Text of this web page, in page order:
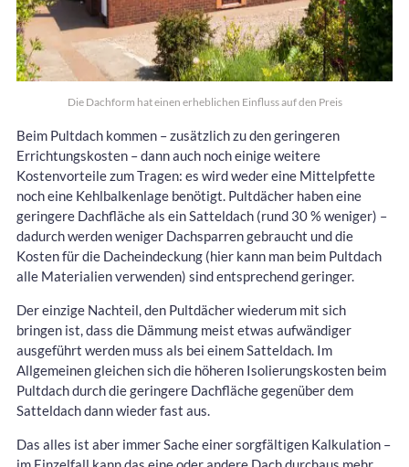
Die Dachform hat einen erheblichen Einfluss auf den Preis
Beim Pultdach kommen – zusätzlich zu den geringeren
Errichtungskosten – dann auch noch einige weitere
Kostenvorteile zum Tragen: es wird weder eine Mittelpfette
noch eine Kehlbalkenlage benötigt. Pultdächer haben eine
geringere Dachfläche als ein Satteldach (rund 30 % weniger) –
dadurch werden weniger Dachsparren gebraucht und die
Kosten für die Dacheindeckung (hier kann man beim Pultdach
alle Materialien verwenden) sind entsprechend geringer.
Der einzige Nachteil, den Pultdächer wiederum mit sich
bringen ist, dass die Dämmung meist etwas aufwändiger
ausgeführt werden muss als bei einem Satteldach. Im
Allgemeinen gleichen sich die höheren Isolierungskosten beim
Pultdach durch die geringere Dachfläche gegenüber dem
Satteldach dann wieder fast aus.
Das alles ist aber immer Sache einer sorgfältigen Kalkulation –